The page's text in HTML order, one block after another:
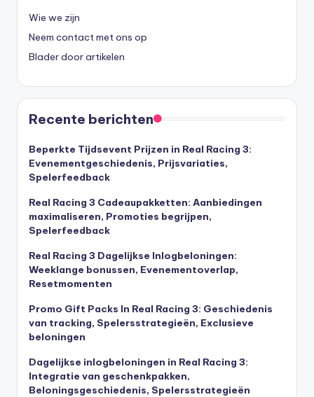
Wie we zijn
Neem contact met ons op
Blader door artikelen
Recente berichten
Beperkte Tijdsevent Prijzen in Real Racing 3:
Evenementgeschiedenis, Prijsvariaties,
Spelerfeedback
Real Racing 3 Cadeaupakketten: Aanbiedingen
maximaliseren, Promoties begrijpen,
Spelerfeedback
Real Racing 3 Dagelijkse Inlogbeloningen:
Weeklange bonussen, Evenementoverlap,
Resetmomenten
Promo Gift Packs In Real Racing 3: Geschiedenis
van tracking, Spelersstrategieën, Exclusieve
beloningen
Dagelijkse inlogbeloningen in Real Racing 3:
Integratie van geschenkpakken,
Beloningsgeschiedenis, Spelersstrategieën